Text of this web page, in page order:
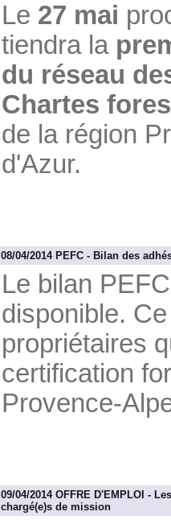
Le 27 mai
tiendra la
du réseau
Chartes
de la région
d'Azur.
08/04/2014 PEFC - Bilan des
Le bilan
disponible.
propriétaires
certification
Provence-
09/04/2014 OFFRE D'EMPLOI -
chargé(e)s de mission